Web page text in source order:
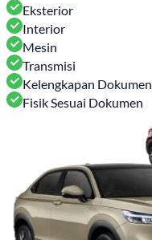
Eksterior
Interior
Mesin
Transmisi
Kelengkapan Dokumen
Fisik Sesuai Dokumen